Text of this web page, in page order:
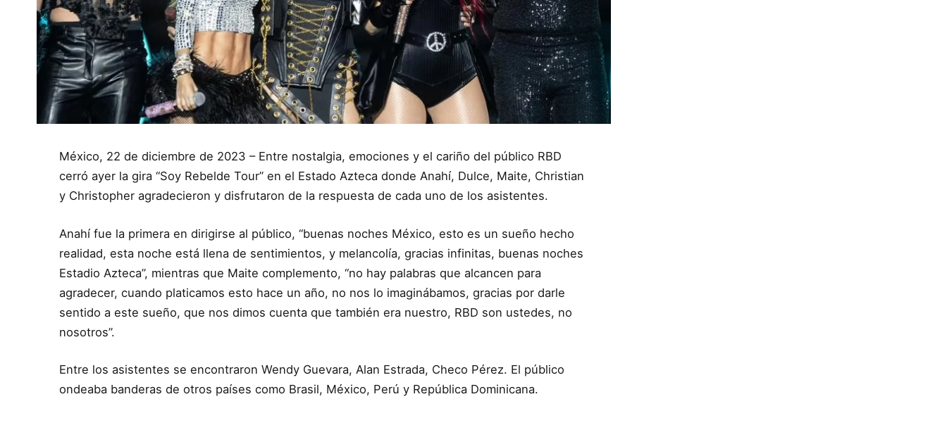
México, 22 de diciembre de 2023 – Entre nostalgia, emociones y el cariño del público RBD
cerró ayer la gira “Soy Rebelde Tour” en el Estado Azteca donde Anahí, Dulce, Maite, Christian
y Christopher agradecieron y disfrutaron de la respuesta de cada uno de los asistentes.
Anahí fue la primera en dirigirse al público, “buenas noches México, esto es un sueño hecho
realidad, esta noche está llena de sentimientos, y melancolía, gracias infinitas, buenas noches
Estadio Azteca”, mientras que Maite complemento, “no hay palabras que alcancen para
agradecer, cuando platicamos esto hace un año, no nos lo imaginábamos, gracias por darle
sentido a este sueño, que nos dimos cuenta que también era nuestro, RBD son ustedes, no
nosotros”.
Entre los asistentes se encontraron Wendy Guevara, Alan Estrada, Checo Pérez. El público
ondeaba banderas de otros países como Brasil, México, Perú y República Dominicana.